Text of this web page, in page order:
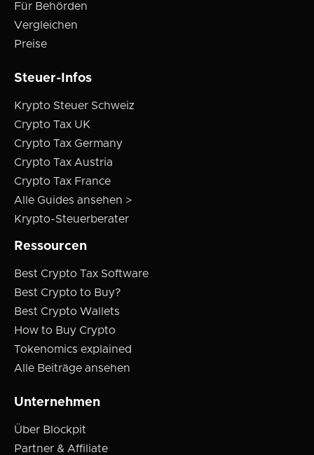
Für Behörden
Vergleichen
Preise
Steuer-Infos
Krypto Steuer Schweiz
Crypto Tax UK
Crypto Tax Germany
Crypto Tax Austria
Crypto Tax France
Alle Guides ansehen >
Krypto-Steuerberater
Ressourcen
Best Crypto Tax Software
Best Crypto to Buy?
Best Crypto Wallets
How to Buy Crypto
Tokenomics explained
Alle Beiträge ansehen
Unternehmen
Über Blockpit
Partner & Affiliate